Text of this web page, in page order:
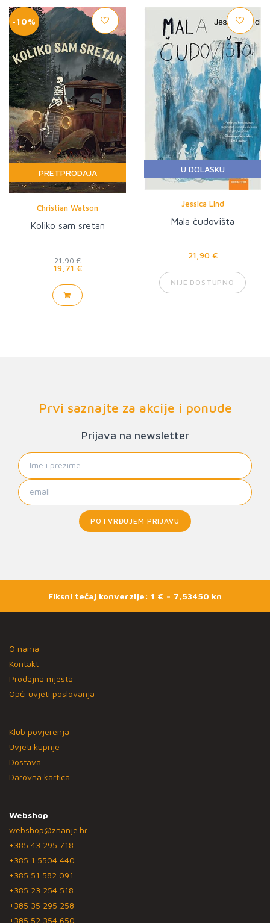
-10%
PRETPRODAJA
Christian Watson
Koliko sam sretan
21,90 €
19,71 €
U DOLASKU
Jessica Lind
Mala čudovišta
21,90 €
NIJE DOSTUPNO
Prvi saznajte za akcije i ponude
Prijava na newsletter
POTVRĐUJEM PRIJAVU
Fiksni tečaj konverzije: 1 € = 7,53450 kn
O nama
Kontakt
Prodajna mjesta
Opći uvjeti poslovanja
Klub povjerenja
Uvjeti kupnje
Dostava
Darovna kartica
Webshop
webshop@znanje.hr
+385 43 295 718
+385 1 5504 440
+385 51 582 091
+385 23 254 518
+385 35 295 258
+385 52 354 650